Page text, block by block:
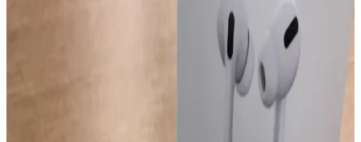
AirPods Pro 4'te kızılötesi kameralarla el hareketleri tanıma ve
Apple Vision Pro entegrasyonu mümkün olabilir. Ancak teknik
zorluklar ve gizlilik endişeleri önemli tartışma konuları olarak öne
Airpods Silikon Kılıfı Koruma ve Estetik Sunan